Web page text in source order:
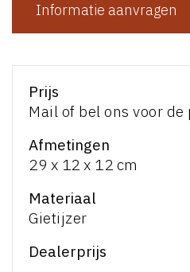
Informatie aanvragen
Prijs
Mail of bel ons voor de
Afmetingen
29 x 12 x 12 cm
Materiaal
Gietijzer
Dealerprijs